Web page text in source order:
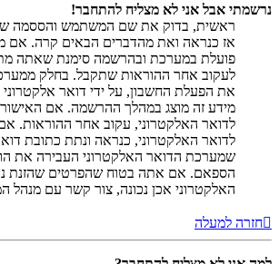
נרשמתי אבל אני לא מצליח להתחבר!
ראשית, בדוק את שם המשתמש והססמה
לעקוב אחר ההוראות שתקבל. בחלק
את הפעלת החשבון, על ידי דואר
מידע זה מוצג במהלך ההרשמה. אם
לדואר האלקטרוני, עקוב אחר ההוראות.
לדואר האלקטרוני, כנראה ונתת כתובת
שמערכת הדואר האלקטרוני העבירה את
הספאם. אם אתה בטוח שהפרטים שהזנת
האלקטרוני אכן נכונה, צור קשר עם מנהל
חזרה למעלה